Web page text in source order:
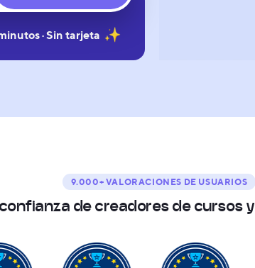
· Sin tarjeta
9.000+ VALORACIONES DE USUARIOS
onfianza de creadores de cursos y